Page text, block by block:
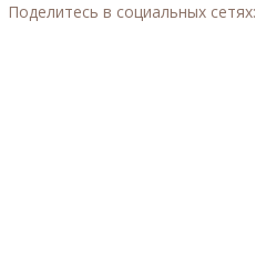
Поделитесь в социальных сетях: